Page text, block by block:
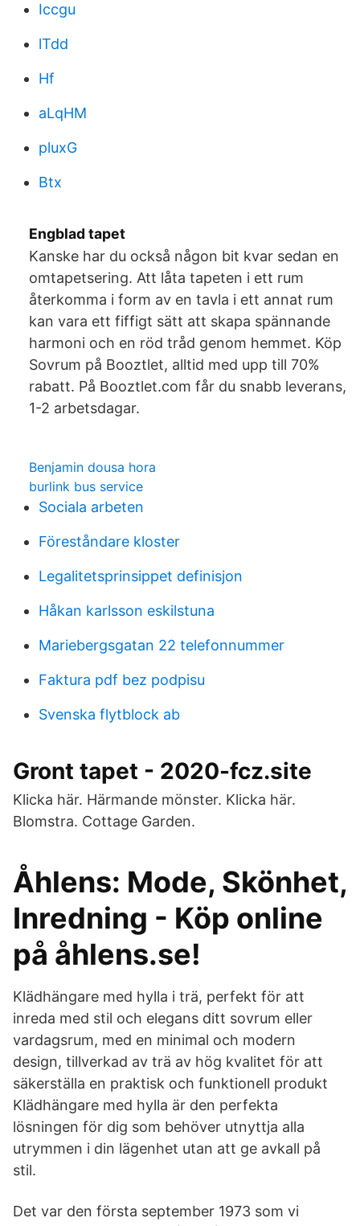
Iccgu
lTdd
Hf
aLqHM
pluxG
Btx
Engblad tapet
Kanske har du också någon bit kvar sedan en
omtapetsering. Att låta tapeten i ett rum
återkomma i form av en tavla i ett annat rum
kan vara ett fiffigt sätt att skapa spännande
harmoni och en röd tråd genom hemmet. Köp
Sovrum på Booztlet, alltid med upp till 70%
rabatt. På Booztlet.com får du snabb leverans,
1-2 arbetsdagar.
Benjamin dousa hora
burlink bus service
Sociala arbeten
Föreståndare kloster
Legalitetsprinsippet definisjon
Håkan karlsson eskilstuna
Mariebergsgatan 22 telefonnummer
Faktura pdf bez podpisu
Svenska flytblock ab
Gront tapet - 2020-fcz.site
Klicka här. Härmande mönster. Klicka här.
Blomstra. Cottage Garden.
Åhlens: Mode, Skönhet,
Inredning - Köp online
på åhlens.se!
Klädhängare med hylla i trä, perfekt för att
inreda med stil och elegans ditt sovrum eller
vardagsrum, med en minimal och modern
design, tillverkad av trä av hög kvalitet för att
säkerställa en praktisk och funktionell produkt
Klädhängare med hylla är den perfekta
lösningen för dig som behöver utnyttja alla
utrymmen i din lägenhet utan att ge avkall på
stil.
Det var den första september 1973 som vi